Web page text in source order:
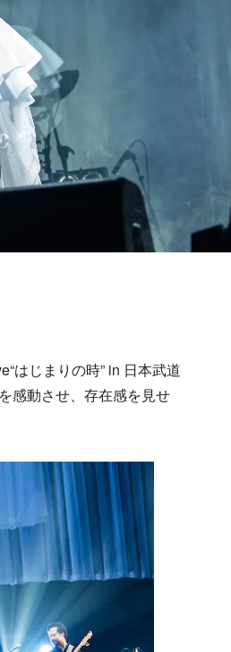
はじまりの時” in 日本武道
感動させ、存在感を見せ